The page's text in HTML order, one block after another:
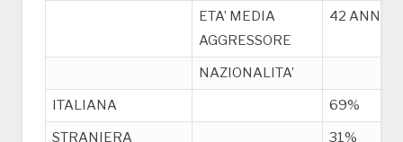
ETA’ MEDIA
AGGRESSORE
42 ANNI
NAZIONALITA’
ITALIANA
69%
STRANIERA
31%